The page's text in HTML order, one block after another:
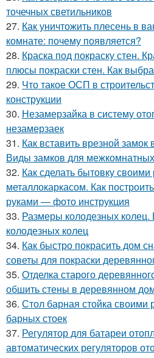
точечных светильников
27. Как уничтожить плесень в
комнате: почему появляется?
28. Краска под покраску стен.
плюсы покраски стен. Как
29. Что такое ОСП в
конструкции
30. Незамерзайка в систему
незамерзаек
31. Как вставить врезной
Виды замков для
32. Как сделать бытовку
металлокаркасом. Как
руками — фото инструкция
33. Размеры колодезных
колодезных колец
34. Как быстро покрасить дом
советы для покраски
35. Отделка старого
обшить стены в деревянном
36. Стол барная стойка своими
барных стоек
37. Регулятор для батареи
автоматических регуляторов